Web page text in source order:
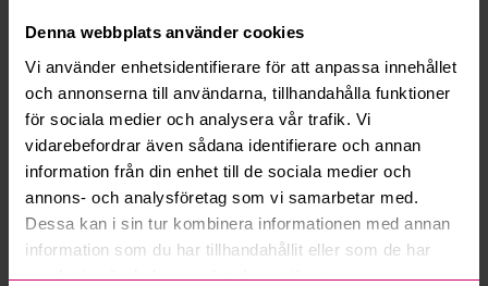
Denna webbplats använder cookies
Vi använder enhetsidentifierare för att anpassa innehållet
och annonserna till användarna, tillhandahålla funktioner
för sociala medier och analysera vår trafik. Vi
vidarebefordrar även sådana identifierare och annan
information från din enhet till de sociala medier och
annons- och analysföretag som vi samarbetar med.
Dessa kan i sin tur kombinera informationen med annan
information som du har tillhandahållit eller som de har
samlat in när du har använt deras tjänster.
Kan ni frakta mina vunna objekt?
Läs fler frågor och svar
Mer från samma kategori
Oanvänd